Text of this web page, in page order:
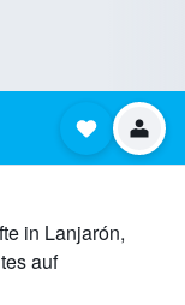
in Lanjarón,
auf